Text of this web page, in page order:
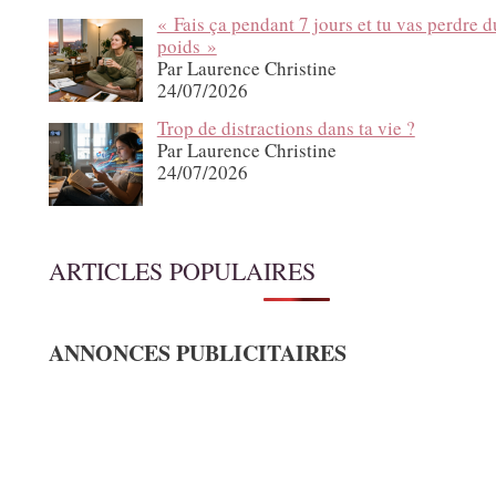
« Fais ça pendant 7 jours et tu vas perdre
poids »
Par Laurence Christine
24/07/2026
Trop de distractions dans ta vie ?
Par Laurence Christine
24/07/2026
ARTICLES POPULAIRES
ANNONCES PUBLICITAIRES